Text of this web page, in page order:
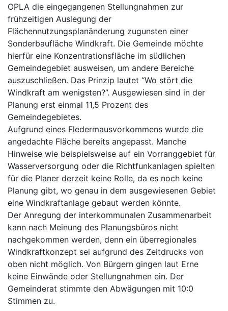
OPLA die eingegangenen Stellungnahmen zur
frühzeitigen Auslegung der
Flächennutzungsplanänderung zugunsten einer
Sonderbaufläche Windkraft. Die Gemeinde möchte
hierfür eine Konzentrationsfläche im südlichen
Gemeindegebiet ausweisen, um andere Bereiche
auszuschließen. Das Prinzip lautet “Wo stört die
Windkraft am wenigsten?”. Ausgewiesen sind in der
Planung erst einmal 11,5 Prozent des
Gemeindegebietes.
Aufgrund eines Fledermausvorkommens wurde die
angedachte Fläche bereits angepasst. Manche
Hinweise wie beispielsweise auf ein Vorranggebiet für
Wasserversorgung oder die Richtfunkanlagen spielten
für die Planer derzeit keine Rolle, da es noch keine
Planung gibt, wo genau in dem ausgewiesenen Gebiet
eine Windkraftanlage gebaut werden könnte.
Der Anregung der interkommunalen Zusammenarbeit
kann nach Meinung des Planungsbüros nicht
nachgekommen werden, denn ein überregionales
Windkraftkonzept sei aufgrund des Zeitdrucks von
oben nicht möglich. Von Bürgern gingen laut Erne
keine Einwände oder Stellungnahmen ein. Der
Gemeinderat stimmte den Abwägungen mit 10:0
Stimmen zu.